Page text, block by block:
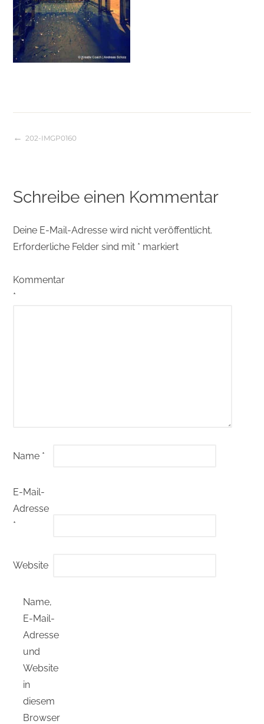
Beitragsnavigation
202-IMGP0160
Schreibe einen Kommentar
Deine E-Mail-Adresse wird nicht veröffentlicht.
Erforderliche Felder sind mit * markiert
Kommentar
*
Name *
E-Mail-
Adresse
*
Website
Name,
E-Mail-
Adresse
und
Website
in
diesem
Browser